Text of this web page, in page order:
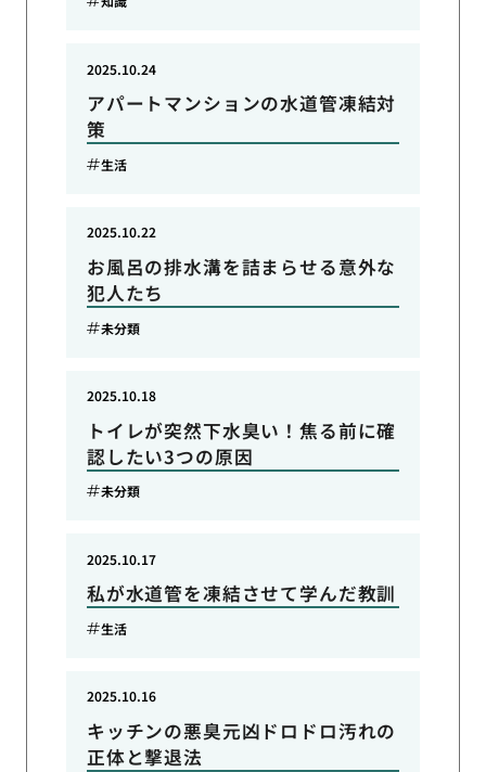
アパートマンションの水道管凍結対
策
2025.10.24
生活
お風呂の排水溝を詰まらせる意外な
犯人たち
2025.10.22
未分類
トイレが突然下水臭い！焦る前に確
認したい3つの原因
2025.10.18
未分類
私が水道管を凍結させて学んだ教訓
2025.10.17
生活
キッチンの悪臭元凶ドロドロ汚れの
正体と撃退法
2025.10.16